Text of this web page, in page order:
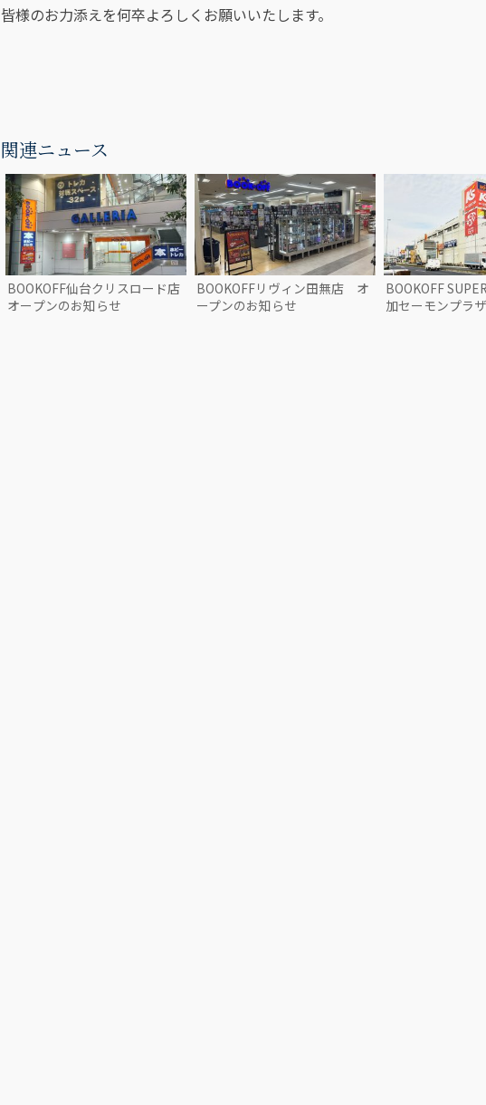
皆様のお力添えを何卒よろしくお願いいたします。
関連ニュース
BOOKOFF仙台クリスロード店
オープンのお知らせ
BOOKOFFリヴィン田無店 オ
ープンのお知らせ
BOOKOFF
加セーモンプラ